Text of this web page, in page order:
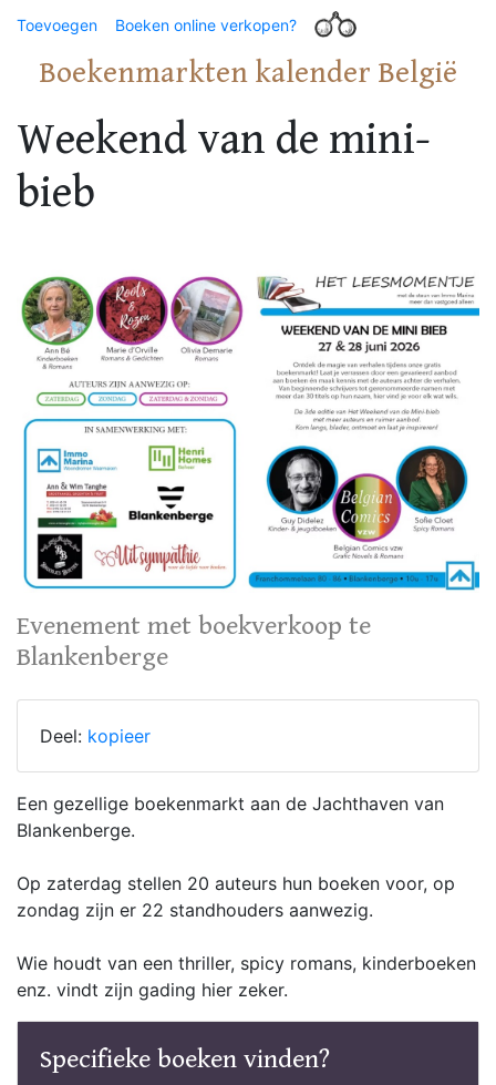
Toevoegen Boeken online verkopen?
Boekenmarkten kalender België
Weekend van de mini-
bieb
Evenement met boekverkoop te
Blankenberge
Deel: kopieer
Een gezellige boekenmarkt aan de Jachthaven van
Blankenberge.
Op zaterdag stellen 20 auteurs hun boeken voor, op
zondag zijn er 22 standhouders aanwezig.
Wie houdt van een thriller, spicy romans, kinderboeken
enz. vindt zijn gading hier zeker.
Specifieke boeken vinden?